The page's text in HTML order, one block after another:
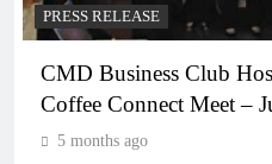
PRESS RELEASE
CMD Business Club
Coffee Connect Meet –
5 months ago